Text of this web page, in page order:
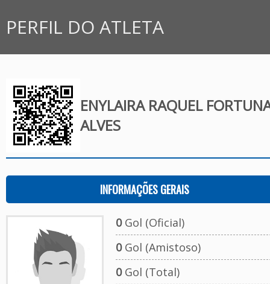
PERFIL DO ATLETA
ENYLAIRA RAQUEL
ALVES
INFORMAÇÕES GERAIS
0Gol (Oficial)
0Gol (Amistoso)
0Gol (Total)